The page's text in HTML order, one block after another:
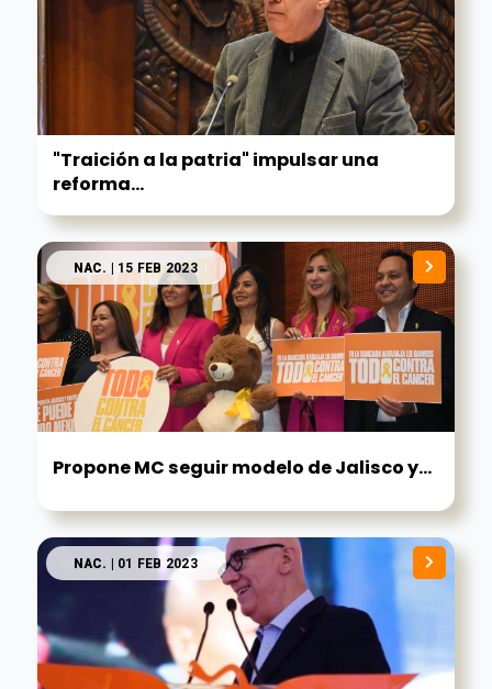
"Traición a la patria" impulsar una
reforma...
NAC. | 15 FEB 2023
Propone MC seguir modelo de Jalisco y...
NAC. | 01 FEB 2023